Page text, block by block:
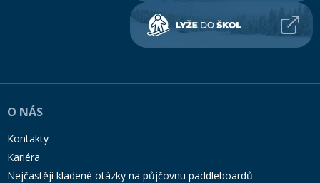
O NÁS
Kontakty
Kariéra
Nejčastěji kladené otázky na půjčovnu paddleboardů